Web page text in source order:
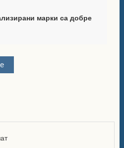
марки са добре